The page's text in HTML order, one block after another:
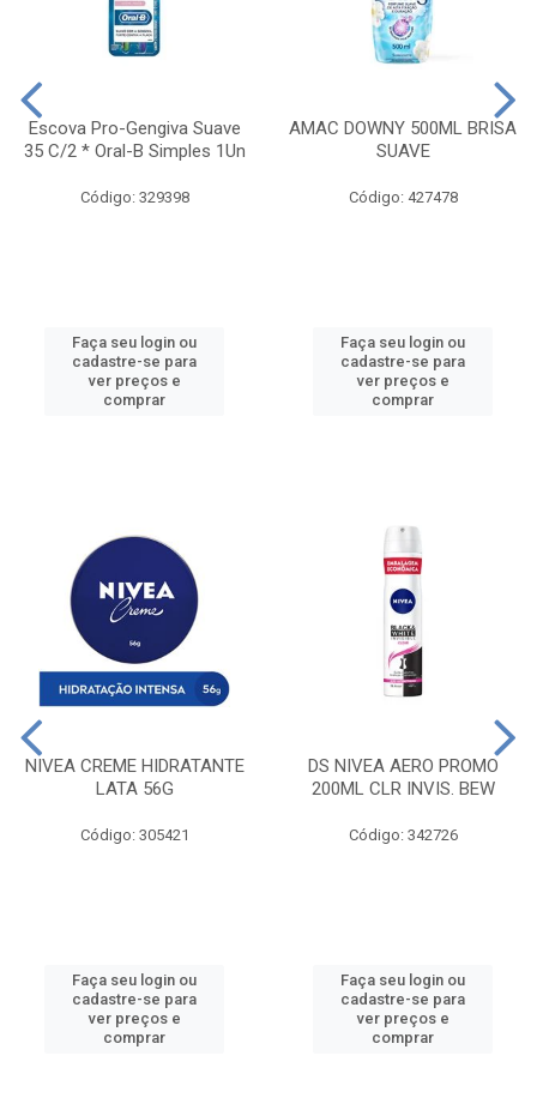
Escova Pro-Gengiva Suave
35 C/2 * Oral-B Simples 1Un
Código: 329398
Faça seu login ou
cadastre-se para
ver preços e
comprar
AMAC DOWNY 500ML BRISA
SUAVE
Código: 427478
Faça seu login ou
cadastre-se para
ver preços e
comprar
NIVEA CREME HIDRATANTE
LATA 56G
Código: 305421
Faça seu login ou
cadastre-se para
ver preços e
comprar
DS NIVEA AERO PROMO
200ML CLR INVIS. BEW
Código: 342726
Faça seu login ou
cadastre-se para
ver preços e
comprar